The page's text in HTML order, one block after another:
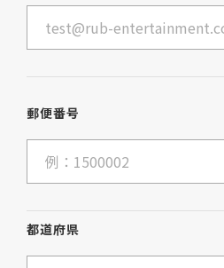
郵便番号
都道府県